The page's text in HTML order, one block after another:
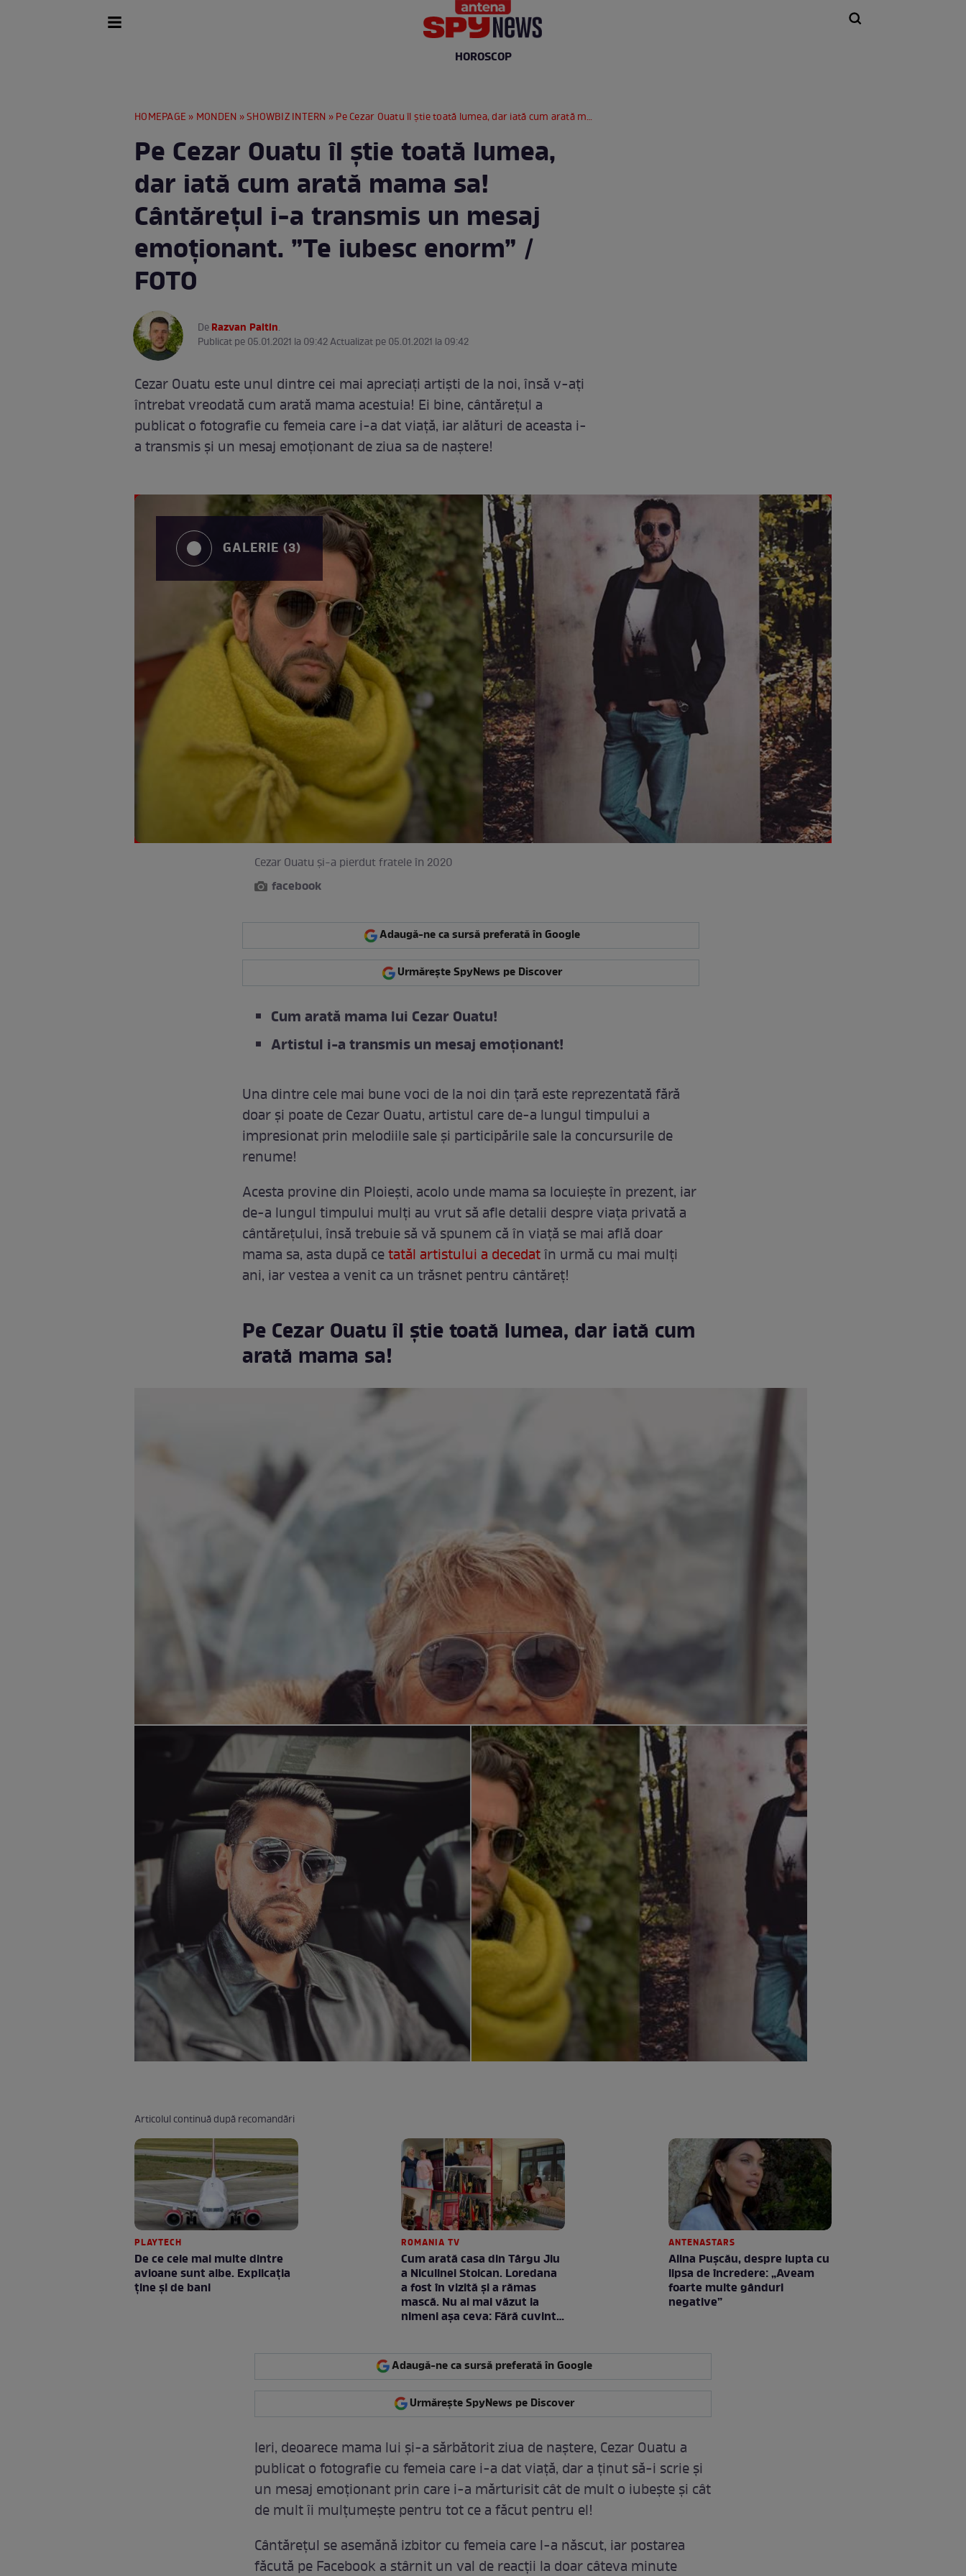
HOROSCOP
HOMEPAGE » MONDEN »SHOWBIZ INTERN » Pe Cezar Ouatu îl știe toată lumea, dar iată cum arată mama sa! Cântărețul i-a transmis un mesaj emoționant. ”Te iubesc enorm” / FOTO
Pe Cezar Ouatu îl știe toată lumea,
dar iată cum arată mama sa!
Cântărețul i-a transmis un mesaj
emoționant. ”Te iubesc enorm” /
FOTO
DeRazvan Paltin.
Publicat pe 05.01.2021 la 09:42 Actualizat pe 05.01.2021 la 09:42
Cezar Ouatu este unul dintre cei mai apreciați artiști de la noi, însă v-ați
întrebat vreodată cum arată mama acestuia! Ei bine, cântărețul a
publicat o fotografie cu femeia care i-a dat viață, iar alături de aceasta i-
a transmis și un mesaj emoționant de ziua sa de naștere!
GALERIE (3)
Cezar Ouatu și-a pierdut fratele în 2020
facebook
Adaugă-ne ca sursă preferată în Google
Urmărește SpyNews pe Discover
Cum arată mama lui Cezar Ouatu!
Artistul i-a transmis un mesaj emoționant!
Una dintre cele mai bune voci de la noi din țară este reprezentată fără
doar și poate de Cezar Ouatu, artistul care de-a lungul timpului a
impresionat prin melodiile sale și participările sale la concursurile de
renume!
Acesta provine din Ploiești, acolo unde mama sa locuiește în prezent, iar
de-a lungul timpului mulți au vrut să afle detalii despre viața privată a
cântărețului, însă trebuie să vă spunem că în viață se mai află doar
mama sa, asta după cetatăl artistului a decedatîn urmă cu mai mulți
ani, iar vestea a venit ca un trăsnet pentru cântăreț!
Pe Cezar Ouatu îl știe toată lumea, dar iată cum
arată mama sa!
Articolul continuă după recomandări
PLAYTECH
De ce cele mai multe dintre
avioane sunt albe. Explicația
ține și de bani
ROMANIA TV
Cum arată casa din Târgu Jiu
a Niculinei Stoican. Loredana
a fost în vizită și a rămas
mască. Nu ai mai văzut la
nimeni așa ceva: Fără cuvinte
ANTENASTARS
Alina Pușcău, despre lupta cu
lipsa de încredere: „Aveam
foarte multe gânduri
negative”
Adaugă-ne ca sursă preferată în Google
Urmărește SpyNews pe Discover
Ieri, deoarece mama lui și-a sărbătorit ziua de naștere, Cezar Ouatu a
publicat o fotografie cu femeia care i-a dat viață, dar a ținut să-i scrie și
un mesaj emoționant prin care i-a mărturisit cât de mult o iubește și cât
de mult îi mulțumește pentru tot ce a făcut pentru el!
Cântărețul se asemănă izbitor cu femeia care l-a născut, iar postarea
făcută pe Facebook a stârnit un val de reacții la doar câteva minute